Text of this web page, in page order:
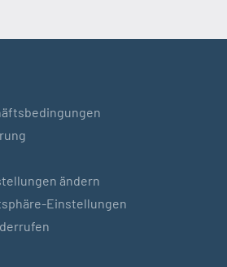
ändern
Einstellungen